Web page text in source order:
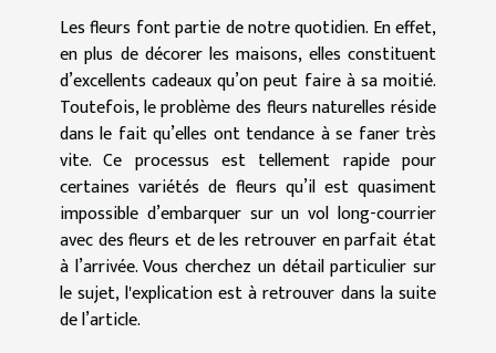
Les fleurs font partie de notre quotidien. En effet,
en plus de décorer les maisons, elles constituent
d’excellents cadeaux qu’on peut faire à sa moitié.
Toutefois, le problème des fleurs naturelles réside
dans le fait qu’elles ont tendance à se faner très
vite. Ce processus est tellement rapide pour
certaines variétés de fleurs qu’il est quasiment
impossible d’embarquer sur un vol long-courrier
avec des fleurs et de les retrouver en parfait état
à l’arrivée. Vous cherchez un détail particulier sur
le sujet,l'explicationest à retrouver dans la suite
de l’article.